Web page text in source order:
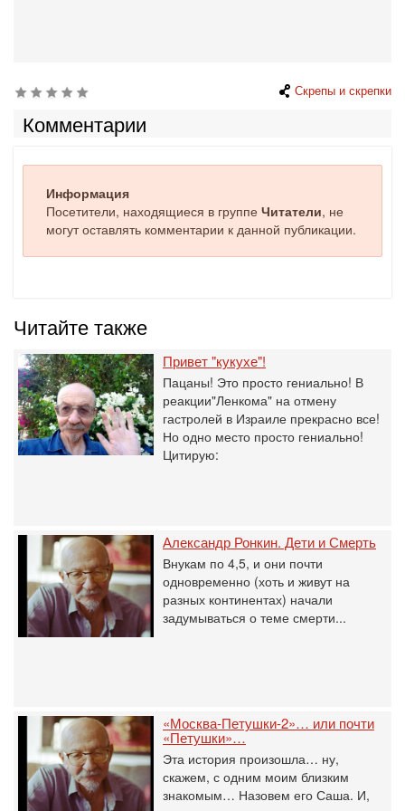
Скрепы и скрепки
Комментарии
Информация
Посетители, находящиеся в группе Читатели, не
могут оставлять комментарии к данной публикации.
Читайте также
Привет "кукухе"!
Пацаны! Это просто гениально! В
реакции"Ленкома" на отмену
гастролей в Израиле прекрасно все!
Но одно место просто гениально!
Цитирую:
Александр Ронкин. Дети и Смерть
Внукам по 4,5, и они почти
одновременно (хоть и живут на
разных континентах) начали
задумываться о теме смерти...
«Москва-Петушки-2»… или почти
«Петушки»…
Эта история произошла… ну,
скажем, с одним моим близким
знакомым… Назовем его Саша. И,